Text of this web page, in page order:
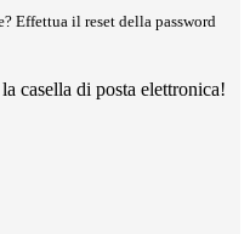
Effettua il reset della password
casella di posta elettronica!